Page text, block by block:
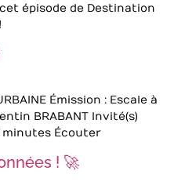
épisode de Destination
Émission : Escale à
BRABANT Invité(s)
minutes Écouter
! 🚀